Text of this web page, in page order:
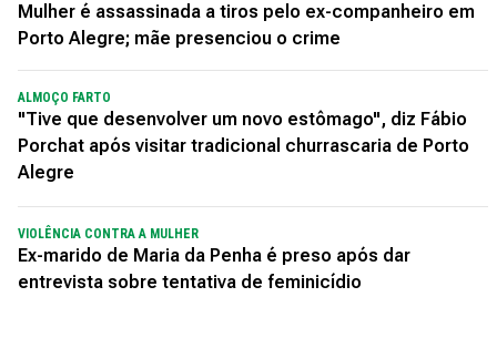
Mulher é assassinada a tiros pelo ex-companheiro em
Porto Alegre; mãe presenciou o crime
ALMOÇO FARTO
"Tive que desenvolver um novo estômago", diz Fábio
Porchat após visitar tradicional churrascaria de Porto
Alegre
VIOLÊNCIA CONTRA A MULHER
Ex-marido de Maria da Penha é preso após dar
entrevista sobre tentativa de feminicídio